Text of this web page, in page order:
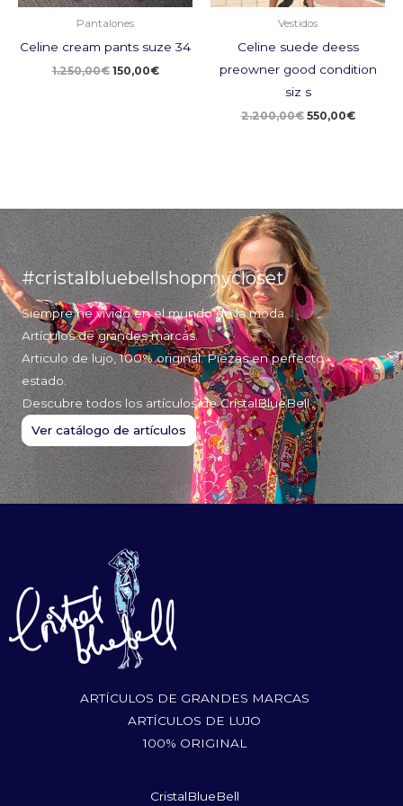
Pantalones
Celine cream pants suze 34
1.250,00€ 150,00€
Vestidos
Celine suede deess
preowner good condition
siz s
2.200,00€ 550,00€
#cristalbluebellshopmycloset
Siempre he vivido en el mundo de la moda.
Artículos de grandes marcas.
Articulo de lujo, 100% original. Piezas en perfecto
estado.
Descubre todos los artículos de CristalBlueBell
Ver catálogo de artículos
ARTÍCULOS DE GRANDES MARCAS
ARTÍCULOS DE LUJO
100% ORIGINAL
CristalBlueBell